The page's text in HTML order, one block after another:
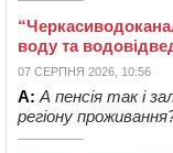
воду та
07 СЕРПНЯ 2026, 10:56
А: А пенсія так і
регіону